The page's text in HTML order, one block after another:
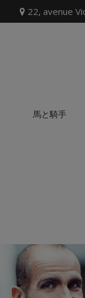
22, avenue
馬と騎手